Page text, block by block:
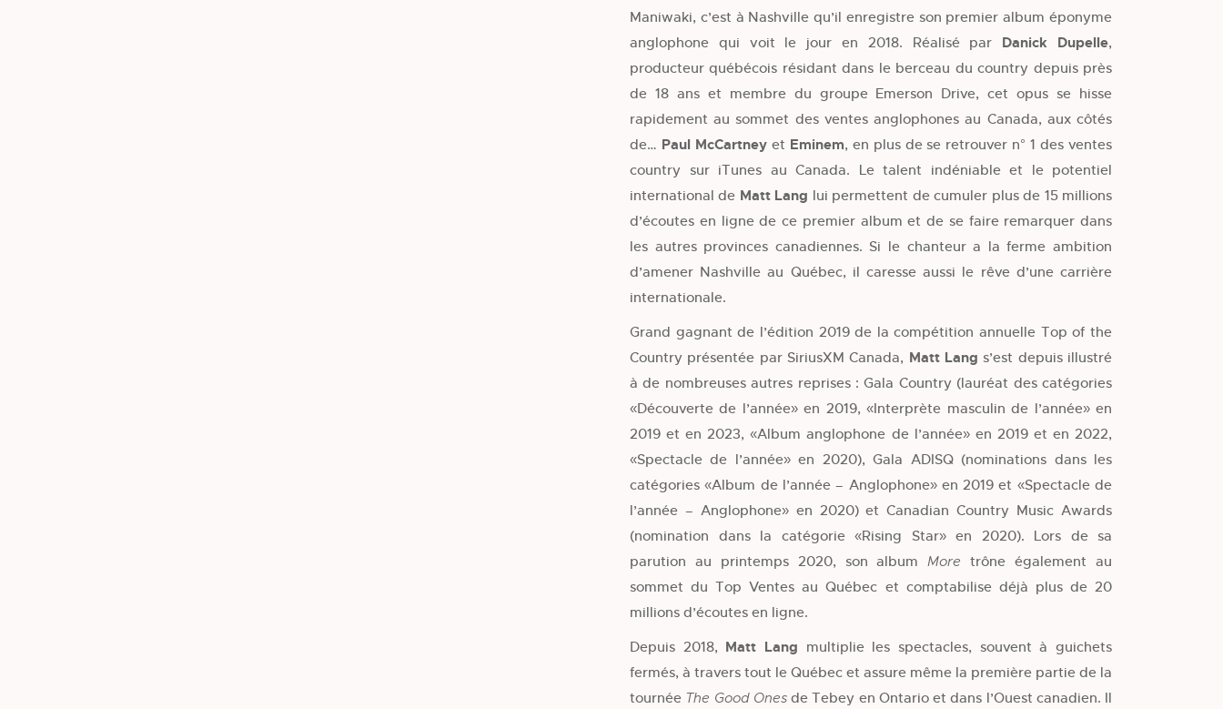
Maniwaki, c’est à Nashville qu’il enregistre son premier album éponyme
anglophone qui voit le jour en 2018. Réalisé par Danick Dupelle,
producteur québécois résidant dans le berceau du country depuis près
de 18 ans et membre du groupe Emerson Drive, cet opus se hisse
rapidement au sommet des ventes anglophones au Canada, aux côtés
de… Paul McCartneyet Eminem, en plus de se retrouver n° 1 des ventes
country sur iTunes au Canada. Le talent indéniable et le potentiel
international de Matt Lang lui permettent de cumuler plus de 15 millions
d’écoutes en ligne de ce premier album et de se faire remarquer dans
les autres provinces canadiennes. Si le chanteur a la ferme ambition
d’amener Nashville au Québec, il caresse aussi le rêve d’une carrière
internationale.
Grand gagnant de l’édition 2019 de la compétition annuelle Top of the
Country présentée par SiriusXM Canada, Matt Lang s’est depuis illustré
à de nombreuses autres reprises : Gala Country (lauréat des catégories
«Découverte de l’année» en 2019, «Interprète masculin de l’année» en
2019 et en 2023, «Album anglophone de l’année» en 2019 et en 2022,
«Spectacle de l’année» en 2020), Gala ADISQ (nominations dans les
catégories «Album de l’année – Anglophone» en 2019 et «Spectacle de
l’année – Anglophone» en 2020) et Canadian Country Music Awards
(nomination dans la catégorie «Rising Star» en 2020). Lors de sa
parution au printemps 2020, son albumMore
trône également au
sommet du Top Ventes au Québec et comptabilise déjà plus de 20
millions d’écoutes en ligne.
Depuis 2018, Matt Lang multiplie les spectacles, souvent à guichets
fermés, à travers tout le Québec et assure même la première partie de la
tournée The Good Onesde Tebey en Ontario et dans l’Ouest canadien. Il